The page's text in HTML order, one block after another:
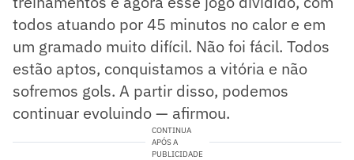
todos atuando por 45 minutos no calor e em
um gramado muito difícil. Não foi fácil. Todos
estão aptos, conquistamos a vitória e não
sofremos gols. A partir disso, podemos
continuar evoluindo — afirmou.
CONTINUA
APÓS A
PUBLICIDADE